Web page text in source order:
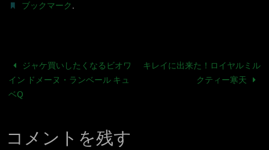
ブックマーク.
ジャケ買いしたくなるビオワ
イン ドメーヌ・ランベール キュ
ベQ
キレイに出来た！ロイヤルミル
クティー寒天
コメントを残す